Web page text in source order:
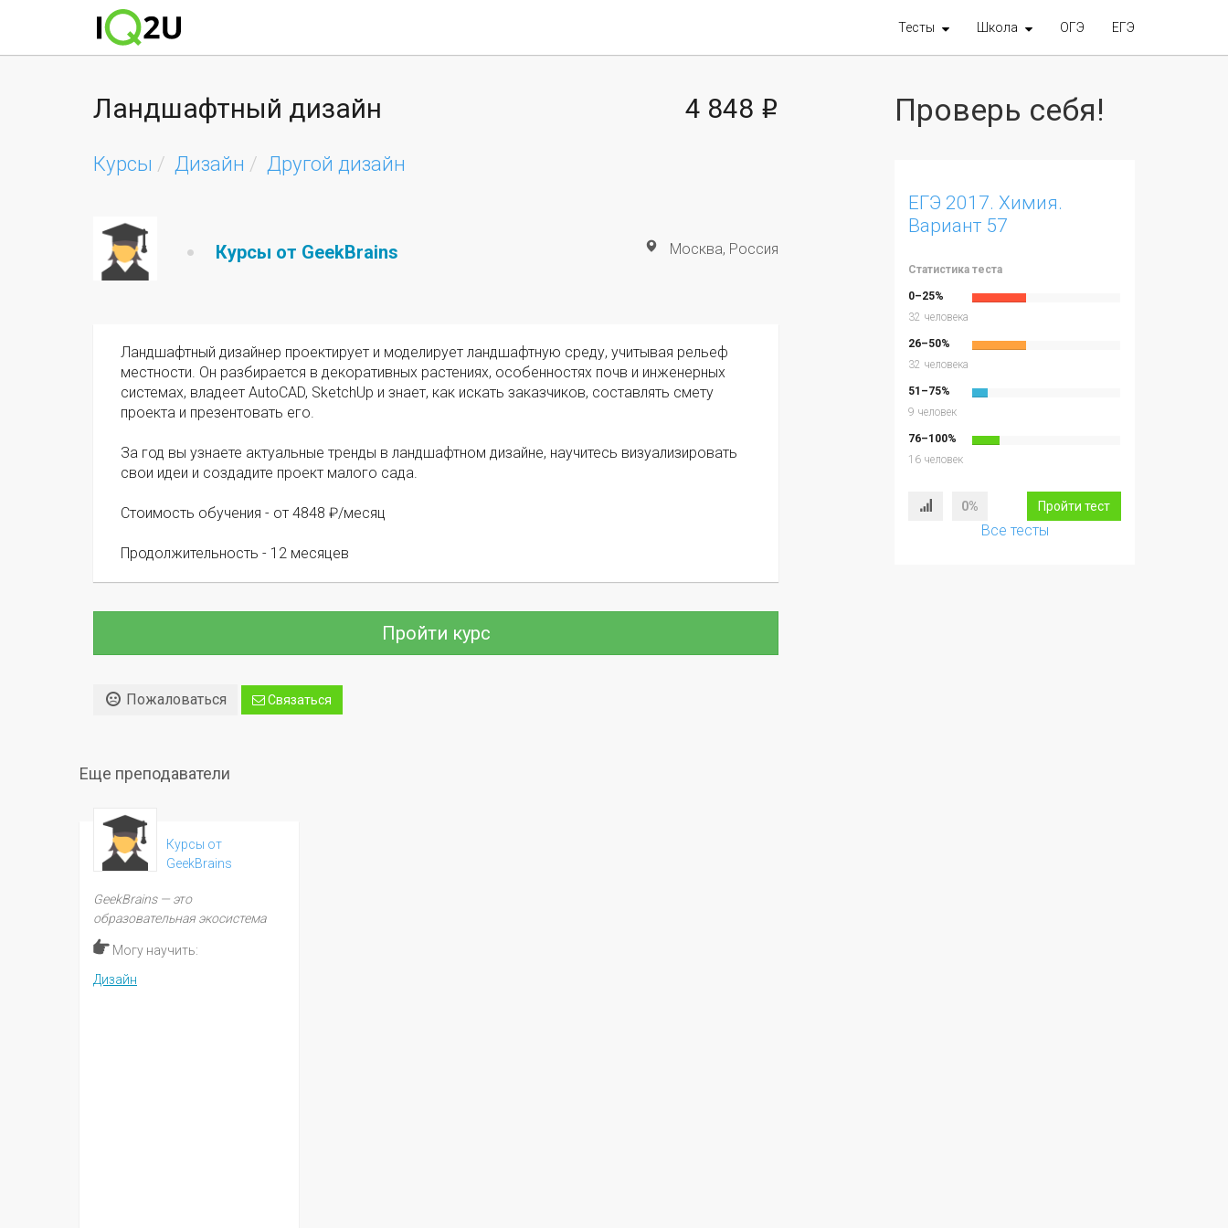
Тесты Школа ОГЭ ЕГЭ
Ландшафтный дизайн
Курсы Дизайн Другой дизайн
4 848 i
Курсы от GeekBrains Москва, Россия
Ландшафтный дизайнер проектирует и моделирует ландшафтную среду, учитывая рельеф
местности. Он разбирается в декоративных растениях, особенностях почв и инженерных
системах, владеет AutoCAD, SketchUp и знает, как искать заказчиков, составлять смету
проекта и презентовать его.
За год вы узнаете актуальные тренды в ландшафтном дизайне, научитесь визуализировать
свои идеи и создадите проект малого сада.
Стоимость обучения - от 4848 ₽/месяц
Продолжительность - 12 месяцев
Пройти курс
Пожаловаться Связаться
Еще преподаватели
Курсы от
GeekBrains
GeekBrains — это
образовательная экосистема
Могу научить:
Дизайн
Проверь себя!
ЕГЭ 2017. Химия.
Вариант 57
Статистика теста
0–25%
32 человека
26–50%
32 человека
51–75%
9 человек
76–100%
16 человек
0% Пройти тест
Все тесты